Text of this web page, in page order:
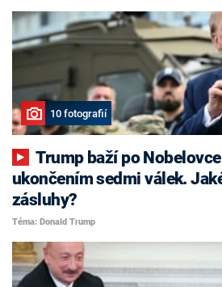
10 fotografií
Trump baží po Nobelovce za mír: Chlubí se
ukončením sedmi válek.
zásluhy?
Téma: Donald Trump